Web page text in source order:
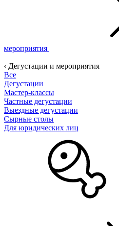
мероприятия
‹ Дегустации и мероприятия
Все
Дегустации
Мастер-классы
Частные дегустации
Выездные дегустации
Сырные столы
Для юридических лиц